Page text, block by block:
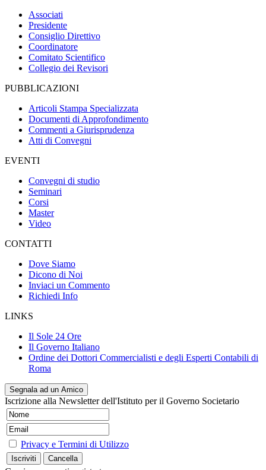
Associati
Presidente
Consiglio Direttivo
Coordinatore
Comitato Scientifico
Collegio dei Revisori
PUBBLICAZIONI
Articoli Stampa Specializzata
Documenti di Approfondimento
Commenti a Giurisprudenza
Atti di Convegni
EVENTI
Convegni di studio
Seminari
Corsi
Master
Video
CONTATTI
Dove Siamo
Dicono di Noi
Inviaci un Commento
Richiedi Info
LINKS
Il Sole 24 Ore
Il Governo Italiano
Ordine dei Dottori Commercialisti e degli Esperti Contabili di
Roma
Segnala ad un Amico
Iscrizione alla Newsletter dell'Istituto per il Governo Societario
Privacy e Termini di Utilizzo